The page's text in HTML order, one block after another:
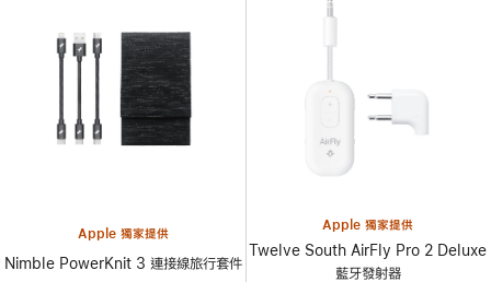
Apple 獨家提供
Nimble PowerKnit 3 連接線旅行套件
Apple 獨家提供
Twelve South AirFly Pro 2 Deluxe
藍牙發射器